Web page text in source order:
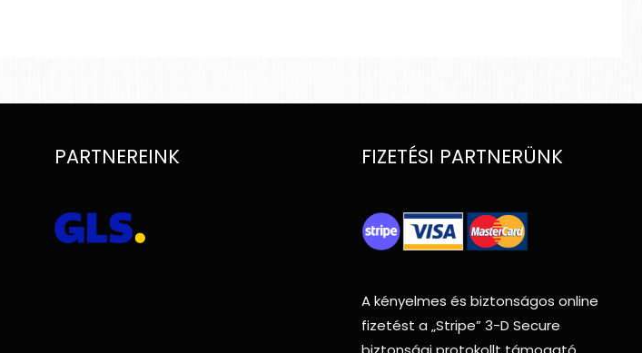
PARTNEREINK FIZETÉSI PARTNERÜNK
A kényelmes és biztonságos online
fizetést a „Stripe” 3-D Secure